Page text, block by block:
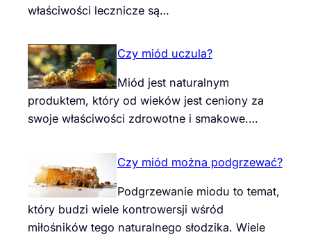
właściwości lecznicze są…
Czy miód uczula?
Miód jest naturalnym
produktem, który od wieków jest ceniony za
swoje właściwości zdrowotne i smakowe.…
Czy miód można podgrzewać?
Podgrzewanie miodu to temat,
który budzi wiele kontrowersji wśród
miłośników tego naturalnego słodzika. Wiele